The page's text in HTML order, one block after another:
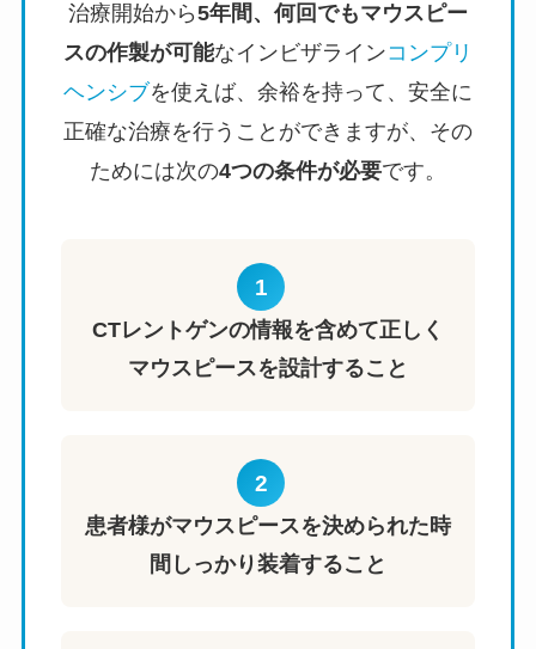
治療開始から5年間、何回でもマウスピー
スの作製が可能なインビザラインコンプリ
ヘンシブを使えば、余裕を持って、安全に
正確な治療を行うことができますが、その
ためには次の4つの条件が必要です。
1
CTレントゲンの情報を含めて正しく
マウスピースを設計すること
2
患者様がマウスピースを決められた時
間しっかり装着すること